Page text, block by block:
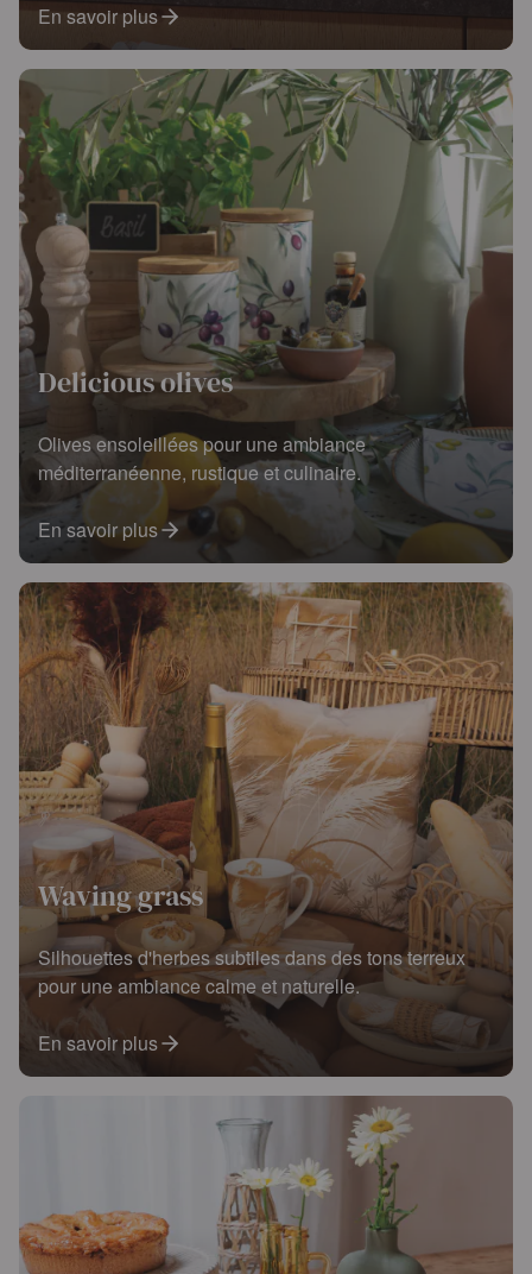
En savoir plus
Delicious olives
Olives ensoleillées pour une ambiance
méditerranéenne, rustique et culinaire.
En savoir plus
Waving grass
Silhouettes d'herbes subtiles dans des tons terreux
pour une ambiance calme et naturelle.
En savoir plus